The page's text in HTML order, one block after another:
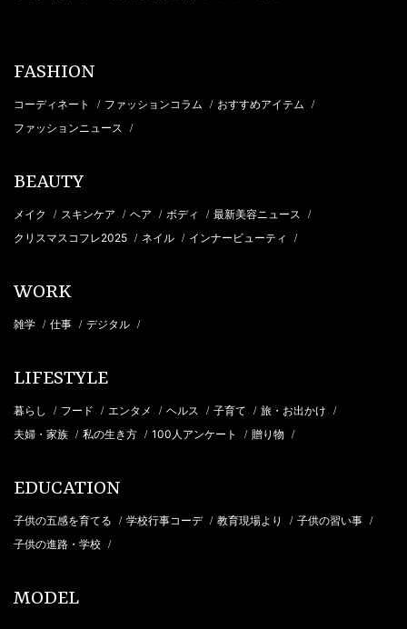
FASHION
コーディネート / ファッションコラム / おすすめアイテム /
ファッションニュース /
BEAUTY
メイク / スキンケア / ヘア / ボディ / 最新美容ニュース /
クリスマスコフレ2025 / ネイル / インナービューティ /
WORK
雑学 / 仕事 / デジタル /
LIFESTYLE
暮らし / フード / エンタメ / ヘルス / 子育て / 旅・お出かけ /
夫婦・家族 / 私の生き方 / 100人アンケート / 贈り物 /
EDUCATION
子供の五感を育てる / 学校行事コーデ / 教育現場より / 子供の習い事 /
子供の進路・学校 /
MODEL